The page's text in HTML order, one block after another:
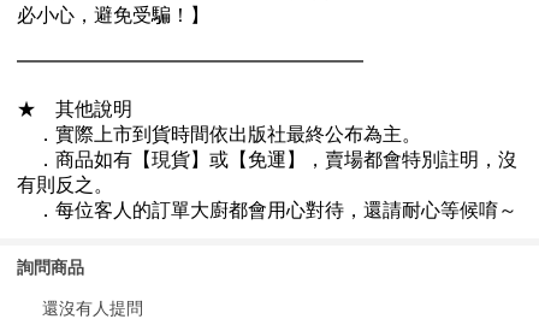
詢問商品
還沒有人提問